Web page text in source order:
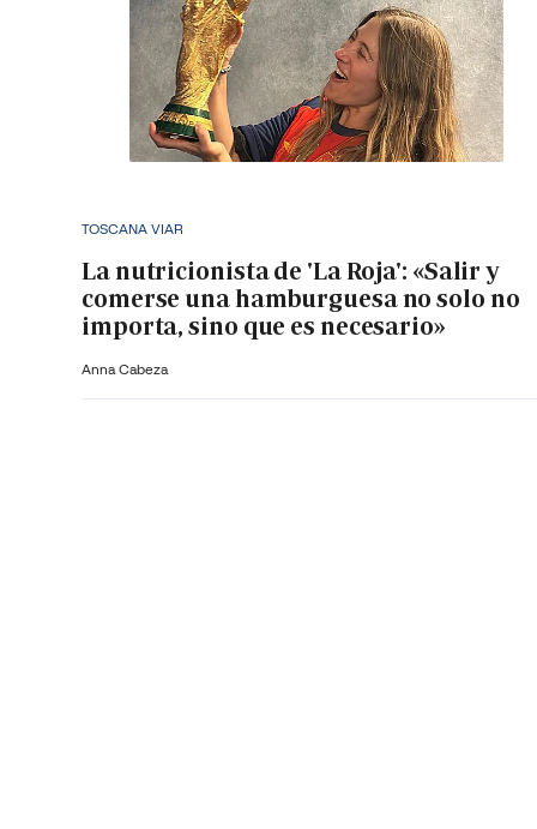
TOSCANA VIAR
La nutricionista de 'La Roja': «Salir y
comerse una hamburguesa no solo no
importa, sino que es necesario»
Anna Cabeza